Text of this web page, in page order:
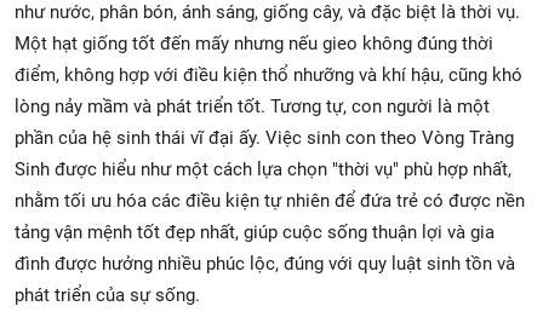
như nước, phân bón, ánh sáng, giống cây, và đặc biệt là thời vụ.
Một hạt giống tốt đến mấy nhưng nếu gieo không đúng thời
điểm, không hợp với điều kiện thổ nhưỡng và khí hậu, cũng khó
lòng nảy mầm và phát triển tốt. Tương tự, con người là một
phần của hệ sinh thái vĩ đại ấy. Việc sinh con theo Vòng Tràng
Sinh được hiểu như một cách lựa chọn "thời vụ" phù hợp nhất,
nhằm tối ưu hóa các điều kiện tự nhiên để đứa trẻ có được nền
tảng vận mệnh tốt đẹp nhất, giúp cuộc sống thuận lợi và gia
đình được hưởng nhiều phúc lộc, đúng với quy luật sinh tồn và
phát triển của sự sống.